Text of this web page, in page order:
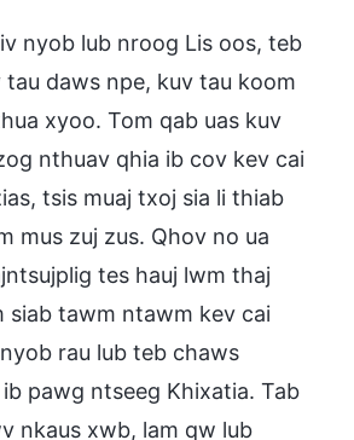
nyob lub nroog Lis oos, teb
daws npe, kuv tau koom
xyoo. Tom qab uas kuv
nthuav qhia ib cov kev cai
tsis muaj txoj sia li thiab
mus zuj zus. Qhov no ua
tes hauj lwm thaj
siab tawm ntawm kev cai
rau lub teb chaws
pawg ntseeg Khixatia. Tab
nkaus xwb, lam qw lub